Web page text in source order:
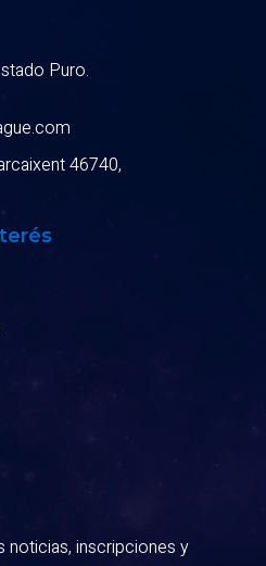
Puro.
46740,
noticias, inscripciones y